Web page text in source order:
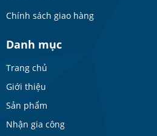
Chính sách giao hàng
Danh mục
Trang chủ
Giới thiệu
Sản phẩm
Nhận gia công